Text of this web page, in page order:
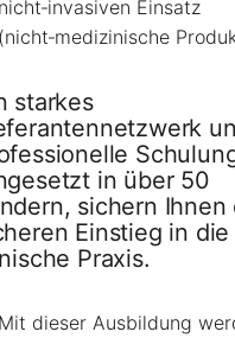
nicht‑invasiven Einsatz
(nicht‑medizinische
starkes
in über 50
sichern Ihnen
Einstieg in die
Praxis.
Mit dieser Ausbildung